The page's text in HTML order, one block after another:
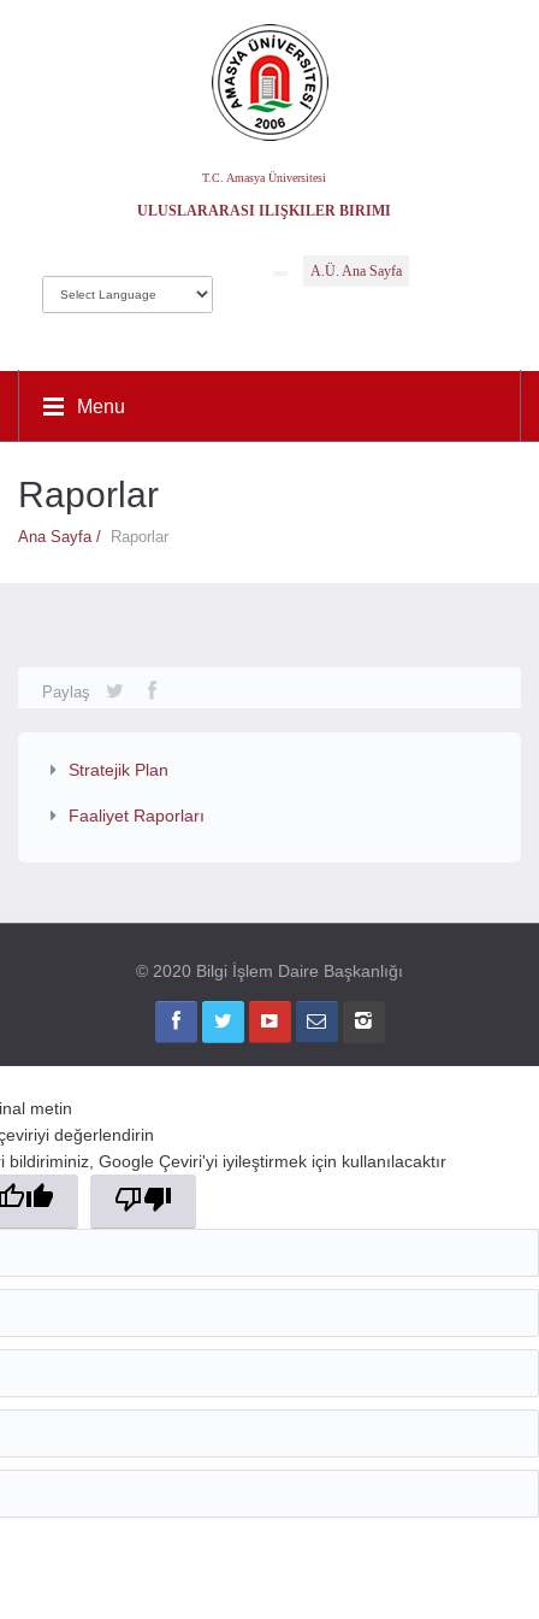
T.C. Amasya Üniversitesi
ULUSLARARASI İLIŞKILER BIRIMI
A.Ü. Ana Sayfa
Menu
Raporlar
Ana Sayfa / Raporlar
Paylaş
Stratejik Plan
Faaliyet Raporları
© 2020 Bilgi İşlem Daire Başkanlığı
metin
değerlendirin
bildiriminiz, Google Çeviri'yi iyileştirmek için kullanılacaktır